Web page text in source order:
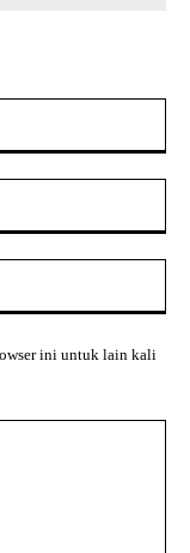
ini untuk lain kali